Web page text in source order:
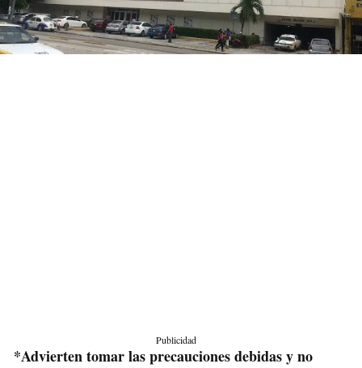
Publicidad
*Advierten tomar las precauciones debidas y no